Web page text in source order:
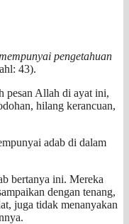
pengetahuan
43).
pesan Allah di ayat ini,
hilang kerancuan,
adab di dalam
bertanya ini. Mereka
dengan tenang,
juga tidak menanyakan